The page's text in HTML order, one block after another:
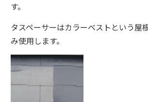
す。
タスペーサーはカラーベストという屋
み使用します。